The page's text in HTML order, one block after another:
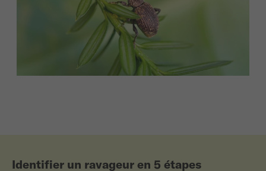
Identifier un ravageur en 5 étapes